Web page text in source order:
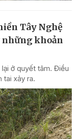
Tây Nghệ
những khoản
ở quyết tâm. Điều
tai xảy ra.